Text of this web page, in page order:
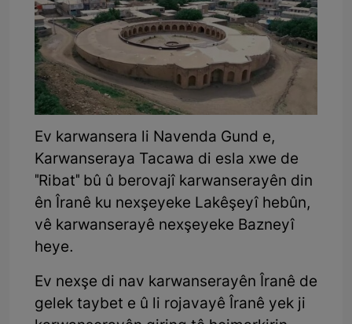
Ev karwansera li Navenda Gund e,
Karwanseraya Tacawa di esla xwe de
"Ribat" bû û berovajî karwanserayên din
ên Îranê ku nexşeyeke Lakêşeyî hebûn,
vê karwanserayê nexşeyeke Bazneyî
heye.
Ev nexşe di nav karwanserayên Îranê de
gelek taybet e û li rojavayê Îranê yek ji